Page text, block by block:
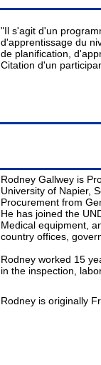
"Il s'agit d'un
d'apprentissage du
de planification,
Citation d'un
Rodney Gallwey is
University of Napier,
Procurement from
He has joined the
Medical equipment,
country offices,
Rodney worked 15
in the inspection,
Rodney is originally